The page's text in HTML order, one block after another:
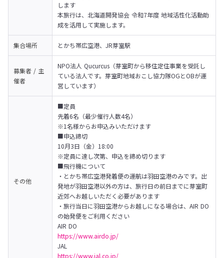
します
本旅行は、北海道開発協会 令和7年度 地域活性化活動助
成を活用して実施します。
集合場所 とかち帯広空港、JR芽室駅
募集者 / 主
催者
NPO法人 Qucurcus（芽室町から移住定住事業を受託し
ている法人です。芽室町地域おこし協力隊OGとOBが運
営しています）
その他
■定員
先着6名（最少催行人数4名）
※1名様からお申込みいただけます
■申込締切
10月3日（金）18:00
※定員に達し次第、申込を締め切ります
■飛行機について
・とかち帯広空港発着便の運航は羽田空港のみです。出
発地が羽田空港以外の方は、旅行日の前日までに芽室町
近郊へお越しいただく必要があります
・旅行当日に羽田空港からお越しになる場合は、AIR DO
の始発便をご利用ください
https://www.airdo.jp/
https://www.jal.co.jp/